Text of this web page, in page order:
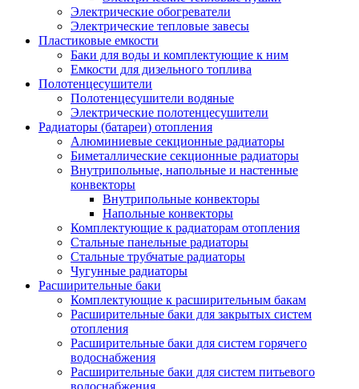
Электрические обогреватели
Электрические тепловые завесы
Пластиковые емкости
Баки для воды и комплектующие к ним
Емкости для дизельного топлива
Полотенцесушители
Полотенцесушители водяные
Электрические полотенцесушители
Радиаторы (батареи) отопления
Алюминиевые секционные радиаторы
Биметаллические секционные радиаторы
Внутрипольные, напольные и настенные
конвекторы
Внутрипольные конвекторы
Напольные конвекторы
Комплектующие к радиаторам отопления
Стальные панельные радиаторы
Стальные трубчатые радиаторы
Чугунные радиаторы
Расширительные баки
Комплектующие к расширительным бакам
Расширительные баки для закрытых систем
отопления
Расширительные баки для систем горячего
водоснабжения
Расширительные баки для систем питьевого
водоснабжения